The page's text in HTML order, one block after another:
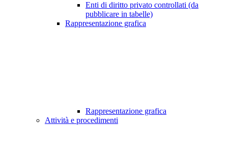
Enti di diritto privato controllati (da
pubblicare in tabelle)
Rappresentazione grafica
Rappresentazione grafica
Attività e procedimenti